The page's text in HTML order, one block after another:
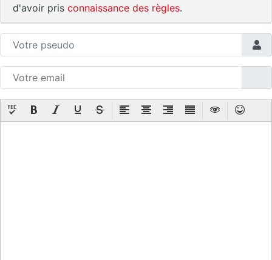
d'avoir pris connaissance des règles.